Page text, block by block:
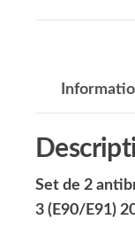
Set de 2
3 (E90/E91)